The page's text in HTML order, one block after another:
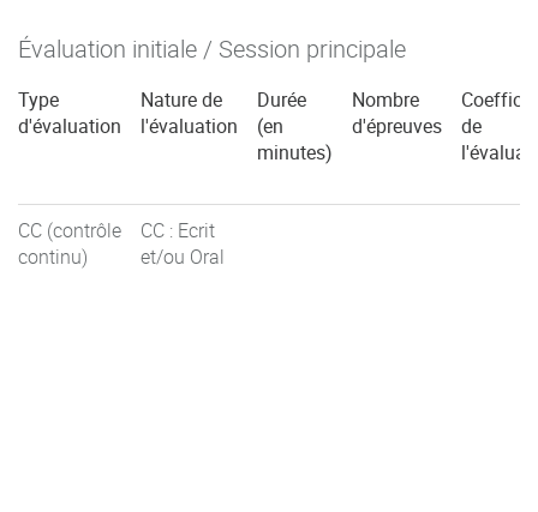
Évaluation initiale / Session principale
Type
d'évaluation
Nature de
l'évaluation
Durée
(en
minutes)
Nombre
d'épreuves
de
CC (contrôle
continu)
CC : Ecrit
et/ou Oral